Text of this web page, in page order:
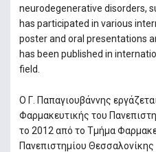
neurodegenerative disorders,
has participated in various
poster and oral presentations
has been published in
field.
Ο Γ. Παπαγιουβάννης
Φαρμακευτικής του
το 2012 από το Τμήμα
Πανεπιστημίου